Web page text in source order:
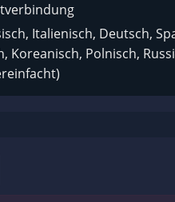
Italienisch, Deutsch,
Koreanisch, Polnisch,